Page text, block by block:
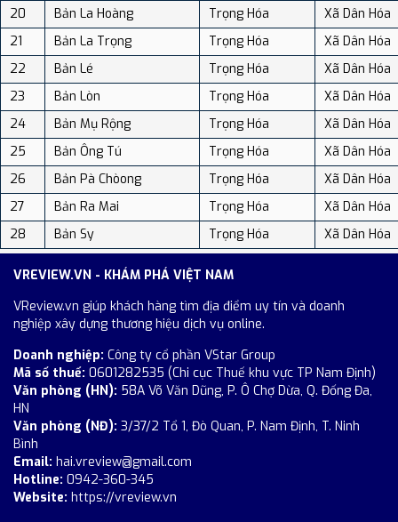
20
Bản La Hoàng Trọng Hóa
Xã Dân Hóa
21
Bản La Trọng Trọng Hóa
Xã Dân Hóa
22
Bản Lé Trọng Hóa
Xã Dân Hóa
23
Bản Lòn Trọng Hóa
Xã Dân Hóa
24
Bản Mụ Rộng Trọng Hóa
Xã Dân Hóa
25
Bản Ông Tú Trọng Hóa
Xã Dân Hóa
26
Bản Pà Chòong Trọng Hóa
Xã Dân Hóa
27
Bản Ra Mai Trọng Hóa
Xã Dân Hóa
28
Bản Sy Trọng Hóa Xã Dân Hóa
VREVIEW.VN - KHÁM PHÁ VIỆT NAM
VReview.vn giúp khách hàng tìm địa điểm uy tín và doanh
nghiệp xây dựng thương hiệu dịch vụ online.
Doanh nghiệp: Công ty cổ phần VStar Group
Mã số thuế: 0601282535 (Chi cục Thuế khu vực TP Nam Định)
Văn phòng (HN): 58A Võ Văn Dũng, P. Ô Chợ Dừa, Q. Đống Đa,
HN
Văn phòng (NĐ): 3/37/2 Tổ 1, Đò Quan, P. Nam Định, T. Ninh
Bình
Email: hai.vreview@gmail.com
Hotline: 0942-360-345
Website: https://vreview.vn